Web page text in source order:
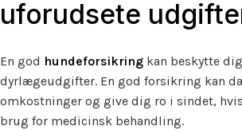
uforudsete
En god hundeforsikring kan beskytte
dyrlægeudgifter. En god forsikring kan
omkostninger og give dig ro i sindet,
brug for medicinsk behandling.